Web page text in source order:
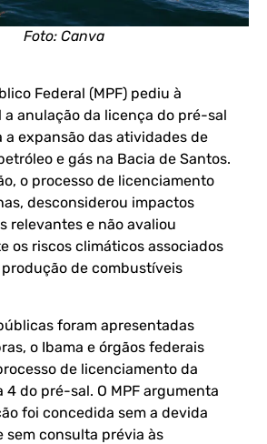
Foto: Canva
Federal (MPF) pediu à
anulação da licença do pré-sal
a expansão das atividades de
e gás na Bacia de Santos.
o processo de licenciamento
desconsiderou impactos
relevantes e não avaliou
os riscos climáticos associados
de combustíveis
foram apresentadas
o Ibama e órgãos federais
de licenciamento da
4 do pré-sal. O MPF argumenta
foi concedida sem a devida
sem consulta prévia às